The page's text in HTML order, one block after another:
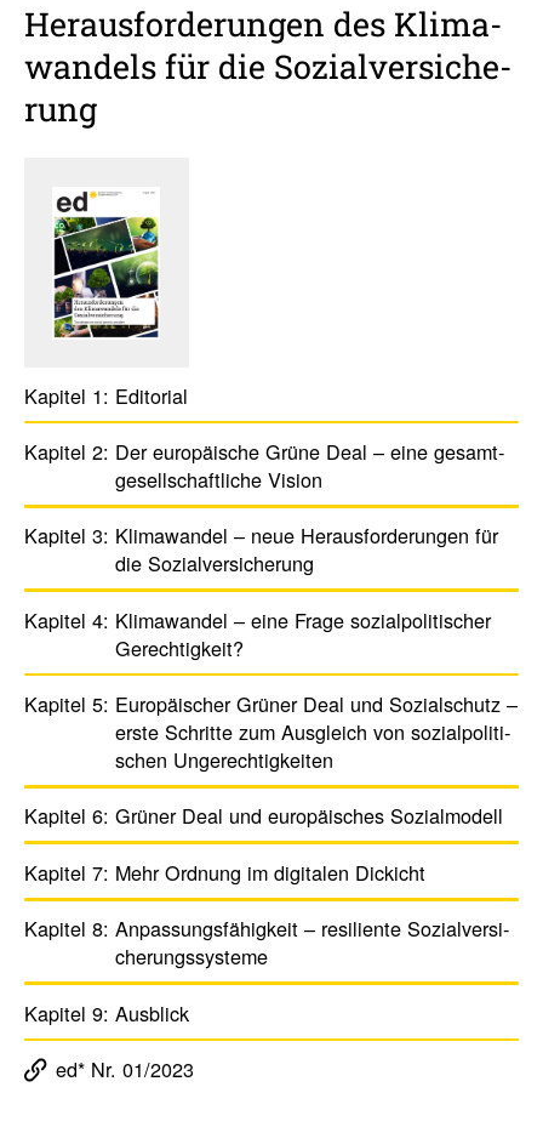
Heraus­for­de­rungen des Klima­
wan­dels für die Sozi­al­ver­si­che­
rung
Kapitel 1: Edito­rial
Kapitel 2: Der euro­päi­sche Grüne Deal – eine gesamt­
ge­sell­schaft­liche ­Vision
Kapitel 3: Klima­wandel – neue Heraus­forde­rungen für
die Sozi­al­ver­si­che­rung
Kapitel 4: Klima­wandel – eine Frage sozial­poli­ti­scher
Gerech­tig­keit?
Kapitel 5: Euro­päi­scher Grüner Deal und ­Sozi­al­schutz –
erste Schritte zum Ausgleich von sozi­al­po­li­ti­
schen Unge­rech­tig­keiten
Kapitel 6: Grüner Deal und euro­päi­sches Sozi­al­mo­dell
Kapitel 7: Mehr Ordnung im digi­talen Dickicht
Kapitel 8: Anpas­sungs­fä­hig­keit – resi­li­ente Sozi­al­ver­si­
che­rungs­sys­teme
Kapitel 9: Ausblick
ed* Nr. 01/2023